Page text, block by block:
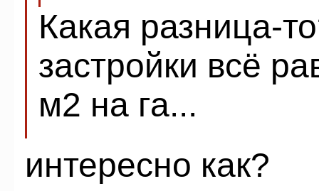
Какая разница-
застройки всё
м2 на га...
интересно как?